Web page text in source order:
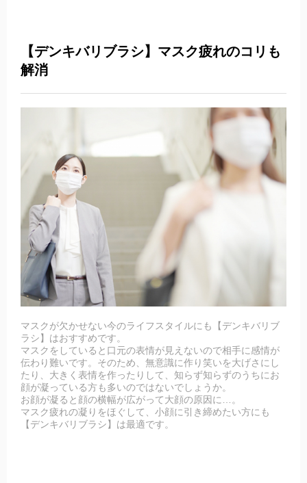
【デンキバリブラシ】マスク疲れのコリも
解消
マスクが欠かせない今のライフスタイルにも【デンキバリブ
ラシ】はおすすめです。
マスクをしていると口元の表情が見えないので相手に感情が
伝わり難いです。そのため、無意識に作り笑いを大げさにし
たり、大きく表情を作ったりして、知らず知らずのうちにお
顔が凝っている方も多いのではないでしょうか。
お顔が凝ると顔の横幅が広がって大顔の原因に…。
マスク疲れの凝りをほぐして、小顔に引き締めたい方にも
【デンキバリブラシ】は最適です。